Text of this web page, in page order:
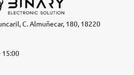
C. Almuñecar, 180, 18220
15:00